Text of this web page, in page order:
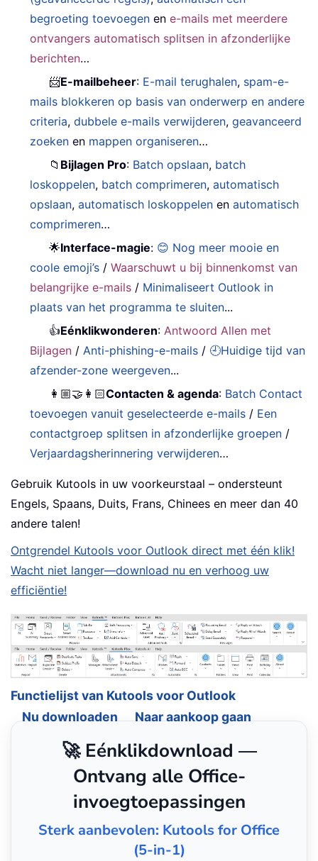
begroeting toevoegen ene-mails met meerdere
ontvangers automatisch splitsen in afzonderlijke
berichten…
📨E-mailbeheer: E-mail terughalen, spam-e-
mails blokkeren op basis van onderwerp en andere
criteria,dubbele e-mails verwijderen,geavanceerd
zoeken en mappen organiseren…
📁 Bijlagen Pro: Batch opslaan, batch
loskoppelen, batch comprimeren,automatisch
opslaan,automatisch loskoppelen enautomatisch
comprimeren…
🌟Interface-magie: 😊 Nog meer mooie en
coole emoji’s /Waarschuwt u bij binnenkomst van
belangrijke e-mails / Minimaliseert Outlook in
plaats van het programma te sluiten...
👍Eénklikwonderen: Antwoord Allen met
Bijlagen / Anti-phishing-e-mails / 🕘Huidige tijd van
afzender-zone weergeven...
👩🏼‍🤝‍👩🏻Contacten & agenda: Batch Contact
toevoegen vanuit geselecteerde e-mails / Een
contactgroep splitsen in afzonderlijke groepen /
Verjaardagsherinnering verwijderen…
Gebruik Kutools in uw voorkeurstaal – ondersteunt
Engels, Spaans, Duits, Frans, Chinees en meer dan 40
andere talen!
Ontgrendel Kutools voor Outlook direct met één klik!
Wacht niet langer—download nu en verhoog uw
efficiëntie!
Functielijst van Kutools voor Outlook
Nu downloaden
Naar aankoop gaan
🚀 Eénklikdownload —
Ontvang alle Office-
invoegtoepassingen
Sterk aanbevolen: Kutools for Office
(5-in-1)